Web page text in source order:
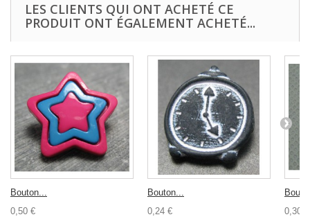
LES CLIENTS QUI ONT ACHETÉ CE
PRODUIT ONT ÉGALEMENT ACHETÉ...
Bouton...
0,50 €
Bouton...
0,24 €
0,30 €